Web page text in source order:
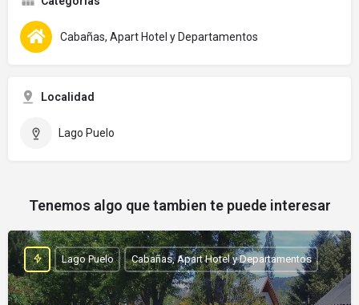
Cabañas, Apart Hotel y Departamentos
Localidad
Lago Puelo
Tenemos algo que tambien te puede interesar
Lago Puelo Cabañas, Apart Hotel y Departamentos